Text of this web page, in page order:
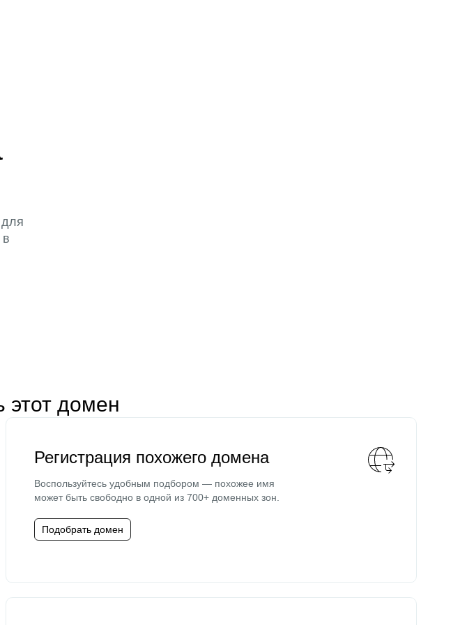
этот домен
Регистрация похожего домена
Воспользуйтесь удобным подбором — похожее имя
может быть свободно в одной из 700+ доменных зон.
Подобрать домен